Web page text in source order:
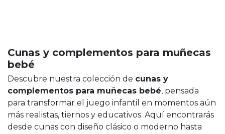
Cunas y complementos para muñecas
bebé
Descubre nuestra colección de cunas y
complementos para muñecas bebé, pensada
para transformar el juego infantil en momentos aún
más realistas, tiernos y educativos. Aquí encontrarás
desde cunas con diseño clásico o moderno hasta